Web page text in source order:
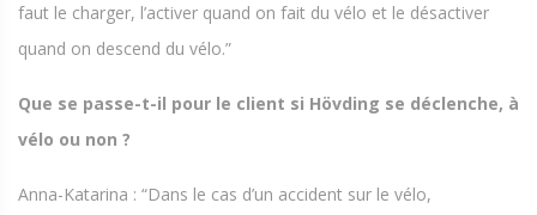
faut le charger, l’activer quand on fait du vélo et le désactiver
quand on descend du vélo.”
Que se passe-t-il pour le client si Hövding se déclenche, à
vélo ou non ?
Anna-Katarina : “Dans le cas d’un accident sur le vélo,